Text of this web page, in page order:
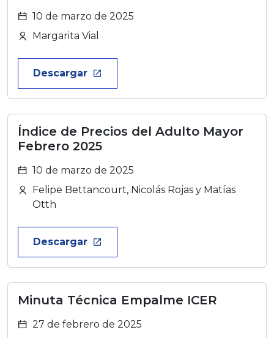
10 de marzo de 2025
Margarita Vial
Descargar launch
Índice de Precios del Adulto Mayor
Febrero 2025
10 de marzo de 2025
Felipe Bettancourt, Nicolás Rojas y Matías
Otth
Descargar launch
Minuta Técnica Empalme ICER
27 de febrero de 2025